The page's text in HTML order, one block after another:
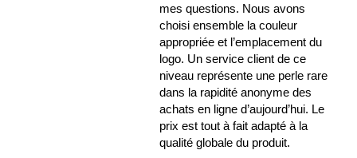
mes questions. Nous avons
choisi ensemble la couleur
appropriée et l’emplacement du
logo. Un service client de ce
niveau représente une perle rare
dans la rapidité anonyme des
achats en ligne d’aujourd’hui. Le
prix est tout à fait adapté à la
qualité globale du produit.